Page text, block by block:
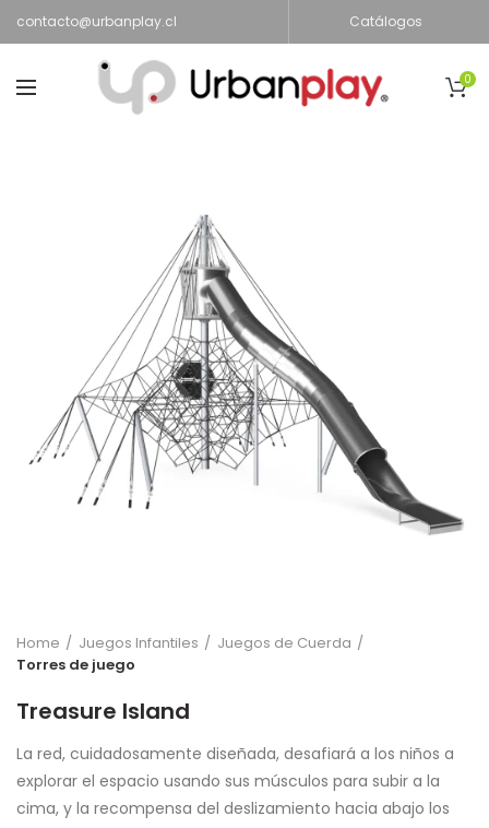
contacto@urbanplay.cl Catálogos
0
Home Juegos Infantiles
Juegos de Cuerda
Torres de juego
Treasure Island
La red, cuidadosamente diseñada, desafiará a los niños a
explorar el espacio usando sus músculos para subir a la
cima, y la recompensa del deslizamiento hacia abajo los